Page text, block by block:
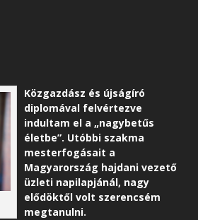
Közgazdász és újságíró
diplomával felvértezve
indultam el a „nagybetűs
életbe”. Utóbbi szakma
mesterfogásait a
Magyarország hajdani vezető
üzleti napilapjánál, nagy
elődöktől volt szerencsém
megtanulni.